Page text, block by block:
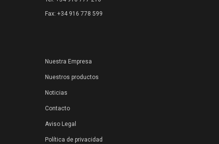
Fax: +34 916 778 599
Nuestra Empresa
Nuestros productos
Noticias
Contacto
Aviso Legal
Política de privacidad